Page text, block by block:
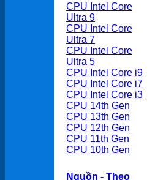
CPU Intel Core
Ultra 9
CPU Intel Core
Ultra 7
CPU Intel Core
Ultra 5
CPU Intel Core i9
CPU Intel Core i7
CPU Intel Core i3
CPU 14th Gen
CPU 13th Gen
CPU 12th Gen
CPU 11th Gen
CPU 10th Gen
Nguồn - Theo